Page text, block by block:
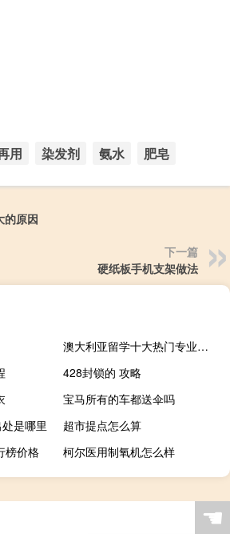
用 染发剂 氨水 肥皂
的原因
下一篇
硬纸板手机支架做法
澳大利亚留学十大热门专业推荐
428封锁的 攻略
宝马所有的车都送伞吗
是哪里
超市提点怎么算
榜价格
柯尔医用制氧机怎么样
☚